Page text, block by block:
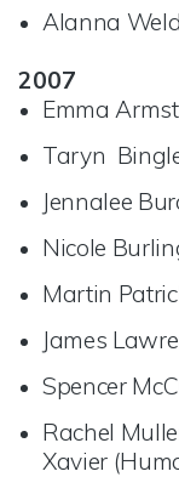
Alanna
2007
Emma
Taryn
Jennalee
Nicole
Martin
James
Spencer
Rachel
Xavier